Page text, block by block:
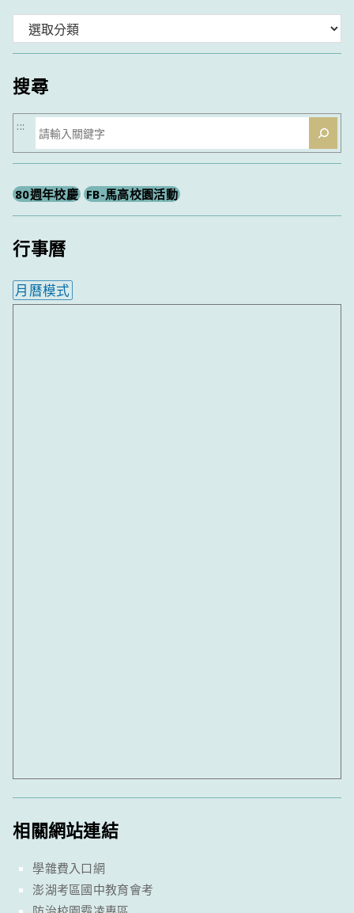
類
搜尋
搜
尋
:::
80週年校慶 FB-馬高校園活動
行事曆
月曆模式
相關網站連結
學雜費入口網
澎湖考區國中教育會考